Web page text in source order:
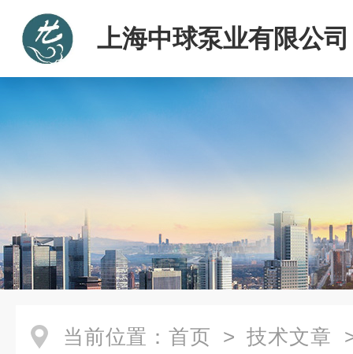
上海中球泵业有限公司
当前位置： 首页 > 技术文章